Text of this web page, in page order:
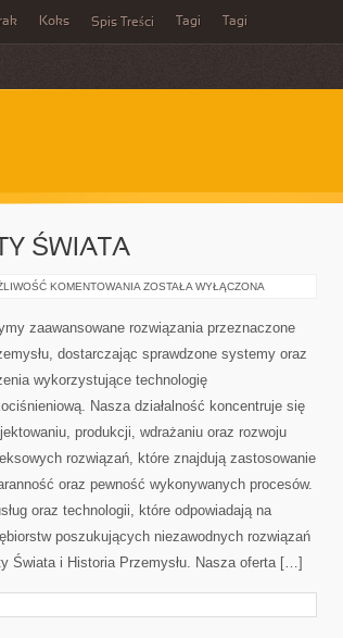
Irak Koks Spis Treści Tagi Tagi
ŚWIATA
KOMENTOWANIA CIEKAWOSTKI
ŚWIATA
ZOSTAŁA WYŁĄCZONA
zaawansowane rozwiązania przeznaczone
dostarczając sprawdzone systemy oraz
wykorzystujące technologię
Nasza działalność koncentruje się
produkcji, wdrażaniu oraz rozwoju
rozwiązań, które znajdują zastosowanie
oraz pewność wykonywanych procesów.
oraz technologii, które odpowiadają na
poszukujących niezawodnych rozwiązań
Świata i Historia Przemysłu. Nasza oferta […]